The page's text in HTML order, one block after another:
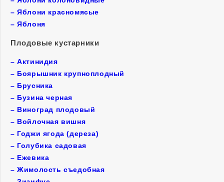
–Яблони красномясые
–Яблоня
Плодовые кустарники
–Актинидия
– Боярышник крупноплодный
– Брусника
– Бузина черная
– Виноград плодовый
– Войлочная вишня
– Годжи ягода (дереза)
– Голубика садовая
– Ежевика
–Жимолость съедобная